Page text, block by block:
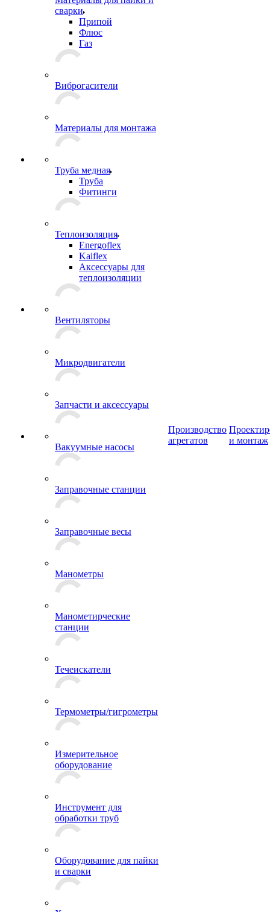
сварки
Припой
Флюс
Газ
Виброгасители
Материалы для монтажа
Труба медная
Труба
Фитинги
Теплоизоляция
Energoflex
Kaiflex
Аксессуары для
теплоизоляции
Вентиляторы
Микродвигатели
Запчасти и аксессуары
Вакуумные насосы
Заправочные станции
Заправочные весы
Манометры
Манометирческие
станции
Течеискатели
Термометры/гигрометры
Измерительное
оборудование
Инструмент для
обработки труб
Оборудование для пайки
и сварки
Производство
агрегатов
и монтаж